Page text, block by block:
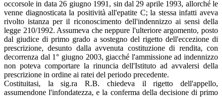
occorsole in data 26 giugno 1991, sin dal 29 aprile 1993, allorché le
venne diagnosticata la positività all'epatite C; la stessa infatti aveva
rivolto istanza per il riconoscimento dell'indennizzo ai sensi della
legge 210/1992. Assumeva che neppure l'ulteriore argomento, posto
dal giudice di primo grado a sostegno del rigetto dell'eccezione di
prescrizione, desunto dalla avvenuta costituzione di rendita, con
decorrenza dal 1° giugno 2003, giacché l'ammissione ad indennizzo
non poteva comportare la rinuncia dell'Istituto ad avvalersi della
prescrizione in ordine ai ratei del periodo precedente.
Costituitasi, la sig.ra R.B. chiedeva il rigetto dell'appello,
assumendone l'infondatezza, e la conferma della decisione di primo